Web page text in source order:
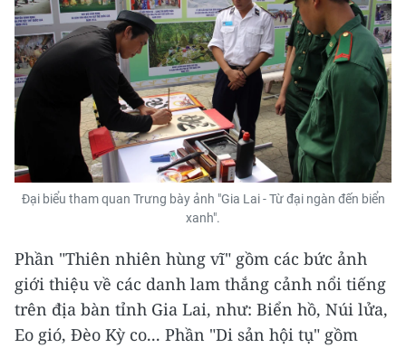
Đại biểu tham quan Trưng bày ảnh "Gia Lai - Từ đại ngàn đến biển
xanh".
Phần "Thiên nhiên hùng vĩ" gồm các bức ảnh
giới thiệu về các danh lam thắng cảnh nổi tiếng
trên địa bàn tỉnh Gia Lai, như: Biển hồ, Núi lửa,
Eo gió, Đèo Kỳ co... Phần "Di sản hội tụ" gồm